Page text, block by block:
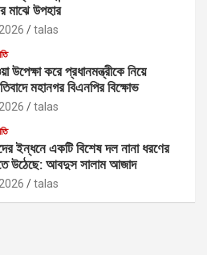
মাঝে উপহার
talas
উপেক্ষা করে প্রধানমন্ত্রীকে নিয়ে
মহানগর বিএনপির বিক্ষোভ
talas
ইন্ধনে একটি বিশেষ দল নানা ধরণের
উঠেছে: আবদুস সালাম আজাদ
talas